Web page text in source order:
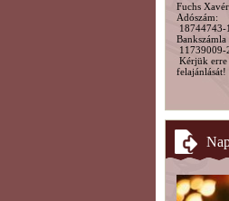
Fuchs
Adószám:
18744743-
Bankszámla
11739009-
Kérjük erre
felajánlását!